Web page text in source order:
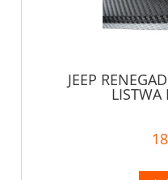
JEEP
LISTWA